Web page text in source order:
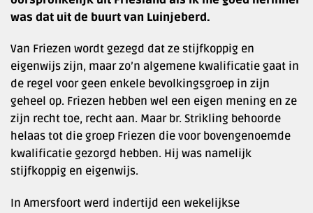
was dat uit de buurt van Luinjeberd.
Van Friezen wordt gezegd dat ze stijfkoppig en
eigenwijs zijn, maar zo’n algemene kwalificatie gaat in
de regel voor geen enkele bevolkingsgroep in zijn
geheel op. Friezen hebben wel een eigen mening en ze
zijn recht toe, recht aan. Maar br. Strikling behoorde
helaas tot die groep Friezen die voor bovengenoemde
kwalificatie gezorgd hebben. Hij was namelijk
stijfkoppig en eigenwijs.
In Amersfoort werd indertijd een wekelijkse